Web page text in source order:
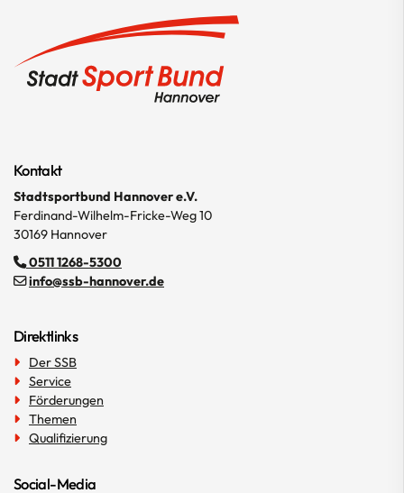
Kontakt
Stadtsportbund Hannover e.V.
Ferdinand-Wilhelm-Fricke-Weg 10
30169 Hannover
0511 1268-5300
info@ssb-hannover.de
Direktlinks
Der SSB
Service
Förderungen
Themen
Qualifizierung
Social-Media